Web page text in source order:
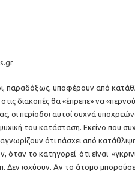
παραδόξως, υποφέρουν από
διακοπές θα «έπρεπε» να
οι περίοδοι αυτοί συχνά
του κατάσταση. Εκείνο που
ότι πάσχει από
όταν το κατηγορεί ότι είναι
Δεν ισχύουν. Αν το άτομο